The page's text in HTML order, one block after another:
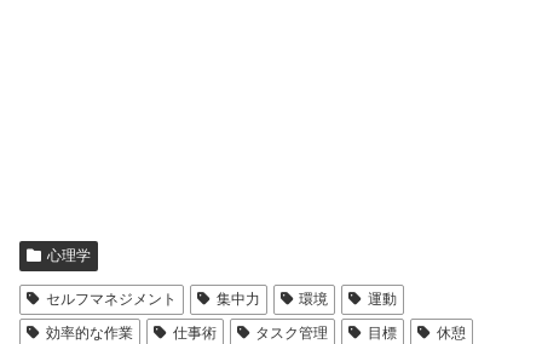
心理学
セルフマネジメント 集中力 環境
運動
効率的な作業
仕事術 タスク管理 目標
休憩